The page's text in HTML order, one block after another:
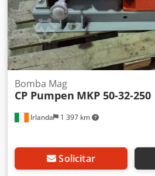
Irlanda 1 397 km
Bomba Mag
CP Pumpen MKP 50-32-250
Solicitar